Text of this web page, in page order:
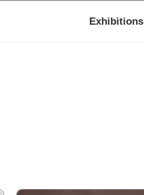
Exhibitions